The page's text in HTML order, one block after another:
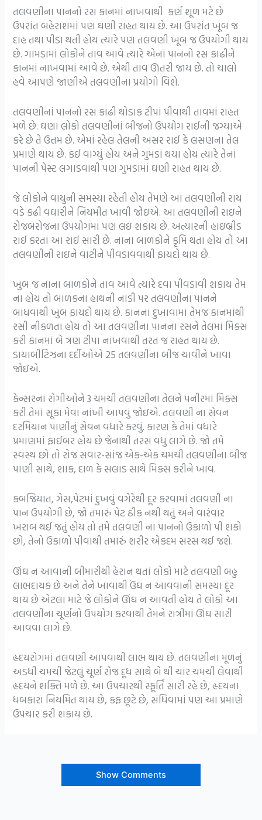
તલવણીના પાનનો રસ કાનમાં નાખવાથી કર્ણ શૂળ મટે છે
ઉપરાંત બહેરાશમાં પણ ઘણી રાહત થાય છે. આ ઉપરાંત ખૂબ જ
દાહ તથા પીડા થતી હોય ત્યારે પણ તલવણી ખૂબ જ ઉપયોગી થાય
છે. ગામડામાં લોકોને તાવ આવે ત્યારે એનાં પાનનો રસ કાઢીને
કાનમાં નાખવામાં આવે છે. એથી તાવ ઊતરી જાય છે. તો ચાલો
હવે આપણે જાણીએ તલવણીના પ્રયોગો વિશે.
તલવણીનાં પાનનો રસ કાઢી થોડાક ટીપાં પીવાથી તાવમાં રાહત
મળે છે. ઘણા લોકો તલવણીનાં બીજનો ઉપયોગ રાઈની જગ્યાએ
કરે છે તે ઉત્તમ છે. એમાં રહેલ તેલની અસર રાઈ કે લસણના તેલ
પ્રમાણે થાય છે. કંઈ વાગ્યું હોય અને ગુમડાં થયા હોય ત્યારે તેનાં
પાનની પેસ્ટ લગાડવાથી પણ ગુમડાંમાં ઘણી રાહત થાય છે.
જે લોકોને વાયુની સમસ્યા રહેતી હોય તેમણે આ તલવણીની રાય
વડે કઢી વઘારીને નિયમીત ખાવી જોઇએ. આ તલવણીની રાઇને
રોજબરોજના ઉપયોગમાં પણ લઇ શકાય છે. અત્યારની હાઇબ્રીડ
રાઈ કરતાં આ રાઈ સારી છે. નાના બાળકોને કૃમિ થતા હોય તો આ
તલવણીની રાઇને વાટીને પીવડાવવાથી ફાયદો થાય છે.
ખુબ જ નાના બાળકોને તાવ આવે ત્યારે દવા પીવડાવી શકાય તેમ
ના હોય તો બાળકના હાથની નાડી પર તલવણીના પાનને
બાંધવાથી ખુબ ફાયદો થાય છે. કાનના દુખાવામાં તેમજ કાનમાંથી
રસી નીકળતા હોય તો આ તલવણીના પાનના રસને તેલમાં મિક્સ
કરી કાનમાં બે ત્રણ ટીપા નાંખવાથી તરત જ રાહત થાય છે.
ડાયાબીટિઝના દર્દીઓએ 25 તલવણીના બીજ ચાવીને ખાવા
જોઇએ.
કેન્સરના રોગીઓને 3 ચમચી તલવણીના તેલને પનીરમાં મિક્સ
કરી તેમાં સૂકા મેવા નાંખી આપવું જોઇએ. તલવણી ના સેવન
દરમિયાન પાણીનું સેવન વધારે કરવું. કારણ કે તેમાં વધારે
પ્રમાણમાં ફાઈબર હોય છે જેનાથી તરસ વધુ લાગે છે. જો તમે
સ્વસ્થ છો તો રોજ સવાર-સાંજ એક-એક ચમચી તલવણીના બીજ
પાણી સાથે, શાક, દાળ કે સલાડ સાથે મિક્સ કરીને ખાવ.
કબજિયાત, ગેસ,પેટમાં દુખવું વગેરેથી દૂર કરવામાં તલવણી ના
પાન ઉપયોગી છે, જો તમારું પેટ ઠીક નથી થતું અને વારંવાર
ખરાબ થઈ જતું હોય તો તમે તલવણી ના પાનનો ઉકાળો પી શકો
છો, તેનો ઉકાળો પીવાથી તમારું શરીર એકદમ સરસ થઈ જશે.
ઊંઘ ન આવાની બીમારીથી હેરાન થતાં લોકો માટે તલવણી બહુ
લાભદાયક છે અને તેને ખાવાથી ઉંઘ ન આવવાની સમસ્યા દૂર
થાય છે એટલા માટે જે લોકોને ઊંઘ ન આવતી હોય તે લોકો આ
તલવણીના ચૂર્ણનો ઉપયોગ કરવાથી તેમને રાત્રીમાં ઊંઘ સારી
આવવા લાગે છે.
હૃદયરોગમાં તલવણી આપવાથી લાભ થાય છે. તલવણીના મૂળનું
અડધી ચમચી જેટલું ચૂર્ણ રોજ દૂધ સાથે બે થી ચાર ચમચી લેવાથી
હૃદયને શક્તિ મળે છે. આ ઉપચારથી સ્ફૂર્તિ સારી રહે છે, હૃદયના
ધબકારા નિયમિત થાય છે, કફ છૂટે છે, સંધિવામાં પણ આ પ્રમાણે
ઉપચાર કરી શકાય છે.
Show Comments